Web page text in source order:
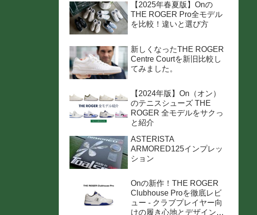
【2025年春夏版】Onの
THE ROGER Pro全モデル
を比較！違いと選び方
新しくなったTHE ROGER
Centre Courtを新旧比較し
てみました。
【2024年版】On（オン）
のテニスシューズ THE
ROGER 全モデルをサクっ
と紹介
ASTERISTA
ARMORED125インプレッ
ション
Onの新作！THE ROGER
Clubhouse Proを徹底レビ
ュー - クラブプレイヤー向
けの履き心地とデザインの